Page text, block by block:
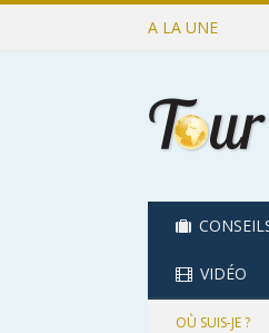
A LA UNE
VIDÉO
OÙ SUIS-JE ?